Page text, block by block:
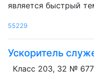
является быстрый
55229
Ускоритель
Класс 203, 32 №